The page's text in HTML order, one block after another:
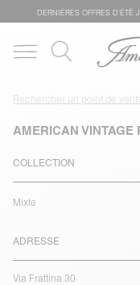
DERNIÈRES OFFRES D'ÉTÊ
Rechercher un point de
AMERICAN VINTAGE
COLLECTION
Mixte
ADRESSE
Via Frattina 30